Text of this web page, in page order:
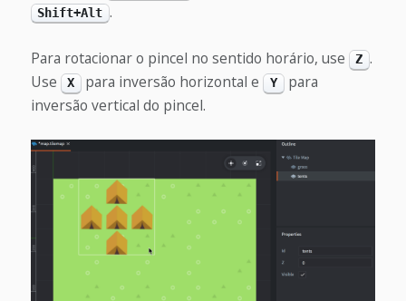
Shift+Alt .
Para rotacionar o pincel no sentido horário, use Z .
Use
X para inversão horizontal e Y
para
inversão vertical do pincel.